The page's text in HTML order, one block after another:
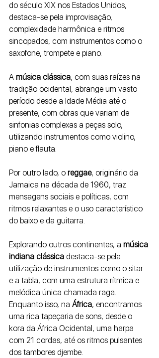
do século XIX nos Estados Unidos,
destaca-se pela improvisação,
complexidade harmônica e ritmos
sincopados, com instrumentos como o
saxofone, trompete e piano.
A música clássica, com suas raízes na
tradição ocidental, abrange um vasto
período desde a Idade Média até o
presente, com obras que variam de
sinfonias complexas a peças solo,
utilizando instrumentos como violino,
piano e flauta.
Por outro lado, o reggae, originário da
Jamaica na década de 1960, traz
mensagens sociais e políticas, com
ritmos relaxantes e o uso característico
do baixo e da guitarra.
Explorando outros continentes, a música
indiana clássica destaca-se pela
utilização de instrumentos como o sitar
e a tabla, com uma estrutura rítmica e
melódica única chamada raga.
Enquanto isso, na África, encontramos
uma rica tapeçaria de sons, desde o
kora da África Ocidental, uma harpa
com 21 cordas, até os ritmos pulsantes
dos tambores djembe.